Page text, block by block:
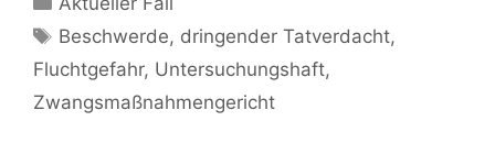
Beschwerde, dringender Tatverdacht,
Fluchtgefahr, Untersuchungshaft,
Zwangsmaßnahmengericht